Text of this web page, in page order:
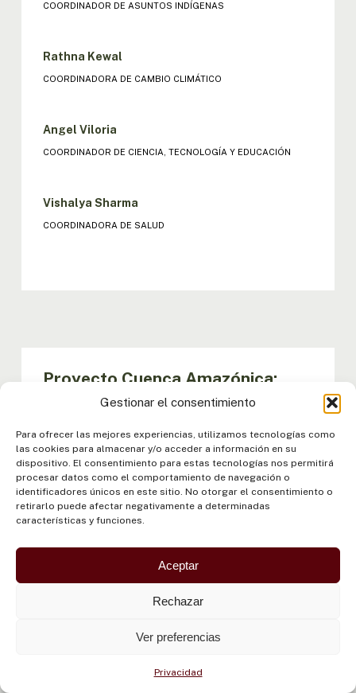
Gestionar el consentimiento
Para ofrecer las mejores experiencias, utilizamos tecnologías como
las cookies para almacenar y/o acceder a información en su
dispositivo. El consentimiento para estas tecnologías nos permitirá
procesar datos como el comportamiento de navegación o
identificadores únicos en este sitio. No otorgar el consentimiento o
retirarlo puede afectar negativamente a determinadas
características y funciones.
Aceptar
Rechazar
Ver preferencias
Privacidad
COORDINADOR DE ASUNTOS INDÍGENAS
Rathna Kewal
COORDINADORA DE CAMBIO CLIMÁTICO
Angel Viloria
COORDINADOR DE CIENCIA, TECNOLOGÍA Y EDUCACIÓN
Vishalya Sharma
COORDINADORA DE SALUD
Proyecto Cuenca Amazónica:
Implementación del Programa de
María Apostolova
COORDINADORA
Fernando Cisnero
ANALISTA FINANCIERO